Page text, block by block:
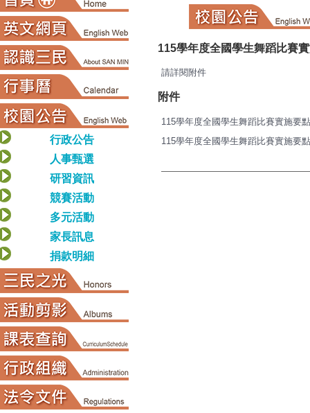
行政公告
人事甄選
研習資訊
競賽活動
多元活動
家長訊息
捐款明細
115學年度全國學生舞蹈比賽
請詳閱附件
附件
115學年度全國學生舞蹈比賽實施要
115學年度全國學生舞蹈比賽實施要